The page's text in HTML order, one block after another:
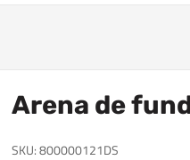
Arena de
SKU:800000121DS